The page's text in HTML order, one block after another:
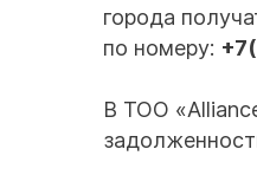
города
по номеру:
В ТОО